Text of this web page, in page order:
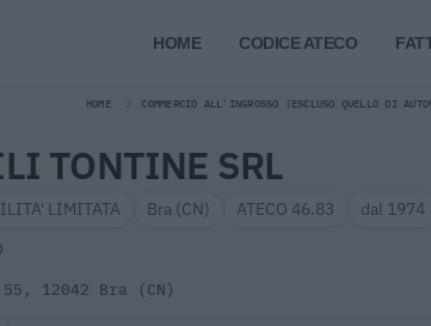
HOME CODICE ATECO
HOME COMMERCIO ALL'INGROSSO (ESCLUSO QUELLO DI
TONTINE SRL
LIMITATA Bra (CN) ATECO 46.83 dal 1974
12042 Bra (CN)